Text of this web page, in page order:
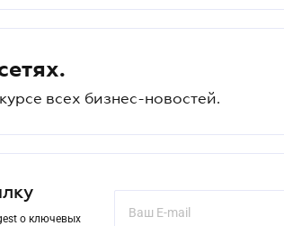
всех бизнес-новостей.
о ключевых